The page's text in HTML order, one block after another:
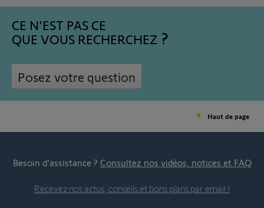
CE N'EST PAS CE
QUE VOUS RECHERCHEZ
Posez votre question
Haut de page
Besoin d’assistance ? Consultez nos vidéos, notices et FAQ
Recevez nos actus, conseils et bons plans par email !